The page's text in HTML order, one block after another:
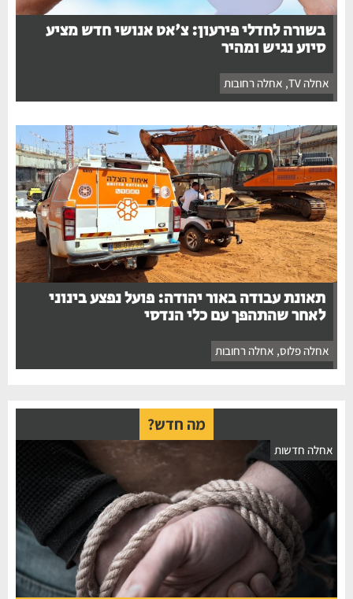
בשורה לחדלי פירעון: צ'אט אנושי חדש מציע
סיוע נגיש ומהיר
אחלה TV ,אחלה רחובות
תאונת עבודה באור יהודה: פועל נפצע בינוני
לאחר שהתהפך עם כלי הנדסי
אחלה פלוס ,אחלה רחובות
מה חדש?
חדשות